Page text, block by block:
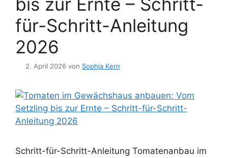
für-Schritt-Anleitung
2026
2. April 2026 von Sophia Kern
Schritt-für-Schritt-Anleitung Tomatenanbau im